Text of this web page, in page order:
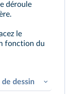
déroule
le
fonction du
dessin